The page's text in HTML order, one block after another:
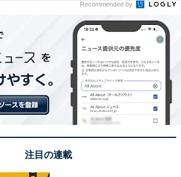
revealed: How much engineers,
managers make at companies
Google, Apple, Microsoft, Intel, Uber,
（Business Insider）
Recommended by
注目の連載